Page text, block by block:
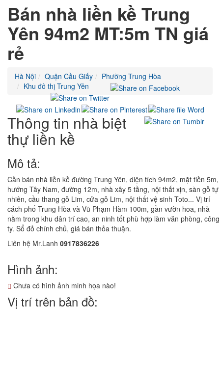
Bán nhà liền kề Trung
Yên 94m2 MT:5m TN giá
rẻ
Hà Nội Quận Cầu Giấy
Phường Trung Hòa
Khu đô thị Trung Yên
Thông tin nhà biệt
thự liền kề
Mô tả:
Cần bán nhà liền kề đường Trung Yên, diện tích 94m2, mặt tiền 5m,
hướng Tây Nam, đường 12m, nhà xây 5 tầng, nội thất xịn, sàn gỗ tự
nhiên, cầu thang gỗ Lim, cửa gỗ Lim, nội thất vệ sinh Toto... Vị trí
cách phố Trung Hòa và Vũ Phạm Hàm 100m, gần vườn hoa, nhà
nằm trong khu dân trí cao, an ninh tốt phù hợp làm văn phòng, công
ty. Sổ đỏ chính chủ, giá bán thỏa thuận.
Liên hệ Mr.Lanh 0917836226
Hình ảnh:
Chưa có hình ảnh minh họa nào!
Vị trí trên bản đồ: